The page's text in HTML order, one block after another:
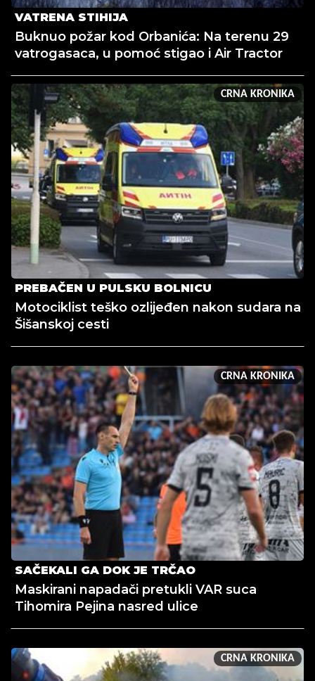
VATRENA STIHIJA
Buknuo požar kod Orbanića: Na terenu 29
vatrogasaca, u pomoć stigao i Air Tractor
CRNA KRONIKA
PREBAČEN U PULSKU BOLNICU
Motociklist teško ozlijeđen nakon sudara na
Šišanskoj cesti
CRNA KRONIKA
SAČEKALI GA DOK JE TRČAO
Maskirani napadači pretukli VAR suca
Tihomira Pejina nasred ulice
CRNA KRONIKA